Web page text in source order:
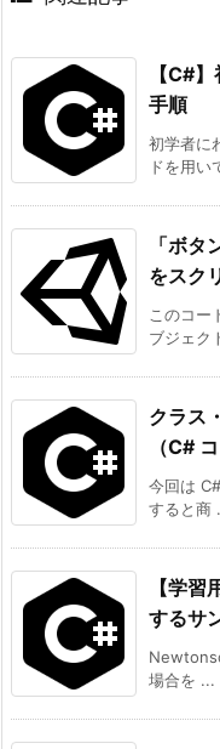
【C#
手順
初学者に
ドを用い
「ボタ
をスク
このコー
ブジェク
クラス
（C#
今回は
すると商
【学
するサ
場合を ...